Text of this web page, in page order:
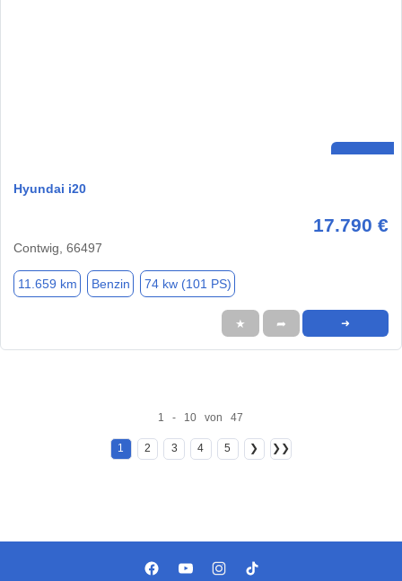
Hyundai i20
17.790 €
Contwig, 66497
11.659 km Benzin 74 kw (101 PS)
★ ➦ ➜
1 - 10 von 47
1 2 3 4 5 ❯ ❯❯